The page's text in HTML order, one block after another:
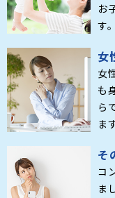
お
す。
女
女
も
ら
ま
そ
コ
ま